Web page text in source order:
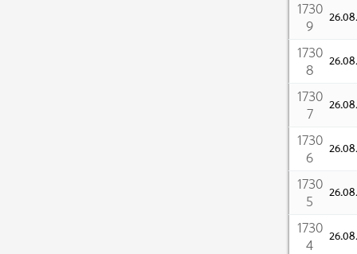
1730
9
1730
8
1730
7
1730
6
1730
5
1730
4